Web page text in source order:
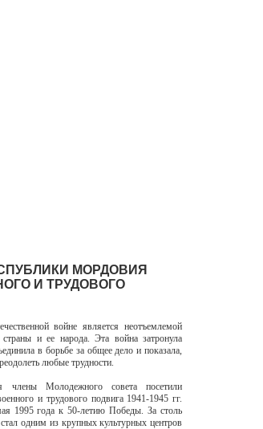
МОРДОВИЯ
И ТРУДОВОГО
войне является неотъемлемой
и ее народа. Эта война затронула
в борьбе за общее дело и показала,
любые трудности.
Молодежного совета посетили
и трудового подвига 1941-1945 гг.
1995 года к 50-летию Победы. За столь
одним из крупных культурных центров